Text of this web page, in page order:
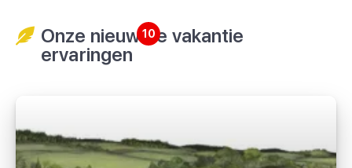
Onze nieuwste vakantie
ervaringen
10